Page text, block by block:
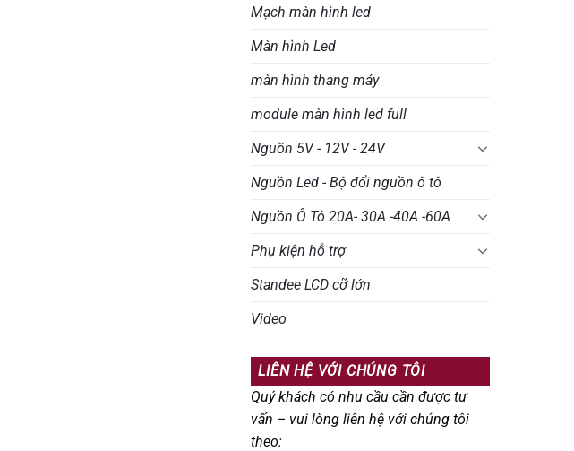
Mạch màn hình led
Màn hình Led
màn hình thang máy
module màn hình led full
Nguồn 5V - 12V - 24V
Nguồn Led - Bộ đổi nguồn ô tô
Nguồn Ô Tô 20A- 30A -40A -60A
Phụ kiện hỗ trợ
Standee LCD cỡ lớn
Video
LIÊN HỆ VỚI CHÚNG TÔI
Quý khách có nhu cầu cần được tư
vấn – vui lòng liên hệ với chúng tôi
theo: